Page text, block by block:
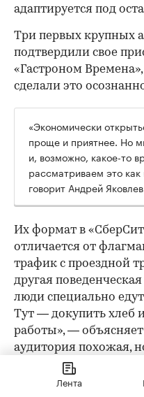
адаптируется под
Три первых крупных
подтвердили свое
«Гастроном
сделали это
«Экономически
проще и приятнее. Но
и, возможно, какое-то
рассматриваем это
говорит Андрей
Их формат в
отличается от
трафик с проездной
другая
люди специально
Тут — докупить хлеб
работы», —
аудитория похожая,
Ключевые «фишки»
собственного
Лента